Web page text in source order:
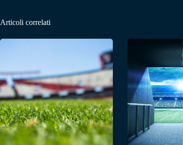
Articoli correlati